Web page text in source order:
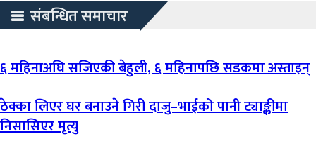
संबन्धित समाचार
६ महिनाअघि सजिएकी बेहुली, ६ महिनापछि सडकमा अस्ताइन्
ठेक्का लिएर घर बनाउने गिरी दाजु–भाईको पानी ट्याङ्कीमा
निसासिएर मृत्यु